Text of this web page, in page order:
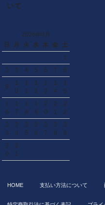
いて
2026年8月
日
月 火 水 木 金
土
1
2
3 4 5 6 7 8
9
1
0
1
1
1
2
1
3
1
4
1
5
1
6
1
7
1
8
1
9
2
0
2
1
2
2
2
3
2
4
2
5
2
6
2
7
2
8
2
9
3
0
3
1
HOME 支払い方法について